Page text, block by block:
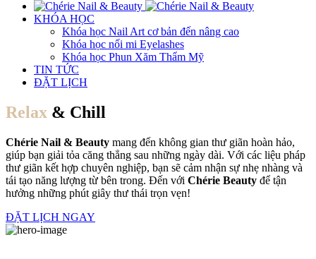
KHÓA HỌC
Khóa học Nail Art cơ bản đến nâng cao
Khóa học nối mi Eyelashes
Khóa học Phun Xăm Thẩm Mỹ
TIN TỨC
ĐẶT LỊCH
Relax & Chill
Chérie Nail & Beauty mang đến không gian thư giãn hoàn hảo,
giúp bạn giải tỏa căng thẳng sau những ngày dài. Với các liệu pháp
thư giãn kết hợp chuyên nghiệp, bạn sẽ cảm nhận sự nhẹ nhàng và
tái tạo năng lượng từ bên trong. Đến với Chérie Beauty để tận
hưởng những phút giây thư thái trọn vẹn!
ĐẶT LỊCH NGAY